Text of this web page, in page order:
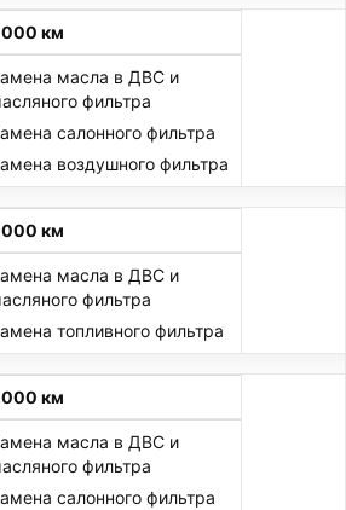
км
масла в ДВС и
фильтра
салонного фильтра
воздушного фильтра
км
масла в ДВС и
фильтра
топливного фильтра
км
масла в ДВС и
фильтра
салонного фильтра